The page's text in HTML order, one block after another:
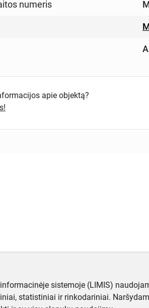
numeris
apie objektą?
sistemoje (LIMIS)
statistiniai ir rinkodariniai.